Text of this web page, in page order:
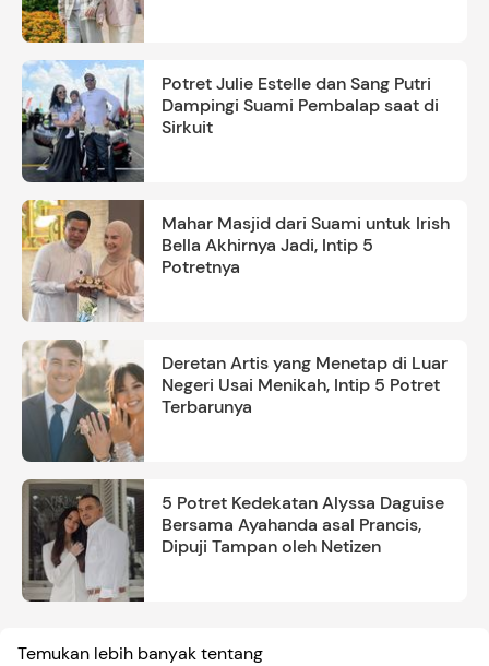
Potret Julie Estelle dan Sang Putri
Dampingi Suami Pembalap saat di
Sirkuit
Mahar Masjid dari Suami untuk Irish
Bella Akhirnya Jadi, Intip 5
Potretnya
Deretan Artis yang Menetap di Luar
Negeri Usai Menikah, Intip 5 Potret
Terbarunya
5 Potret Kedekatan Alyssa Daguise
Bersama Ayahanda asal Prancis,
Dipuji Tampan oleh Netizen
Temukan lebih banyak tentang